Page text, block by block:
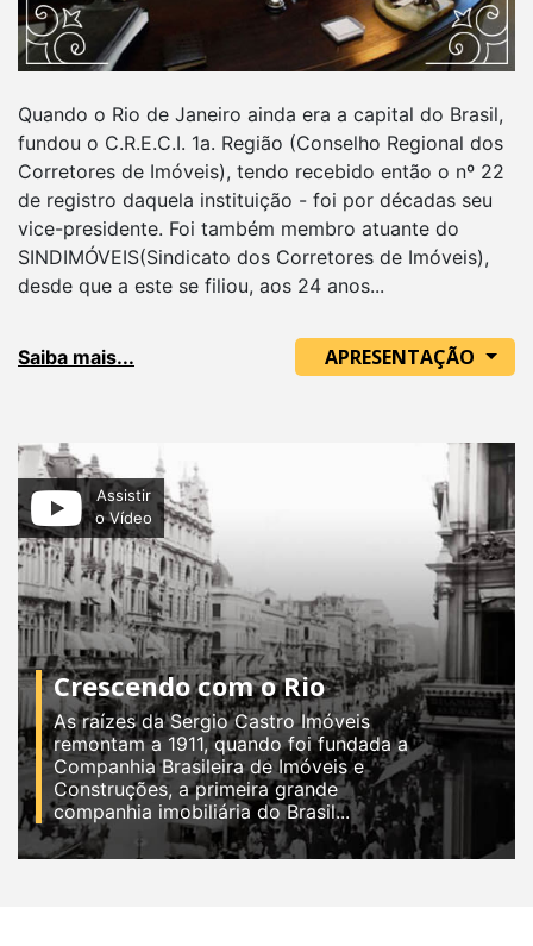
Quando o Rio de Janeiro ainda era a capital do Brasil,
fundou o C.R.E.C.I. 1a. Região (Conselho Regional dos
Corretores de Imóveis), tendo recebido então o nº 22
de registro daquela instituição - foi por décadas seu
vice-presidente. Foi também membro atuante do
SINDIMÓVEIS(Sindicato dos Corretores de Imóveis),
desde que a este se filiou, aos 24 anos...
Saiba mais... APRESENTAÇÃO
Assistir
o Vídeo
Crescendo com o Rio
As raízes da Sergio Castro Imóveis
remontam a 1911, quando foi fundada a
Companhia Brasileira de Imóveis e
Construções, a primeira grande
companhia imobiliária do Brasil...